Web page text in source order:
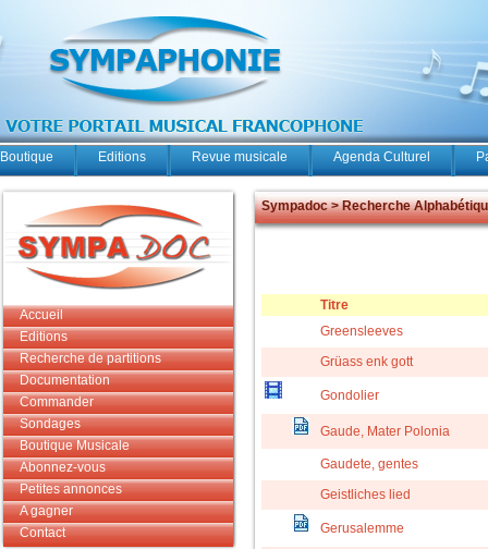
Boutique Editions Revue musicale Agenda Culturel
Accueil
Editions
Recherche de partitions
Documentation
Commander
Sondages
Boutique Musicale
Abonnez-vous
Petites annonces
A gagner
Contact
Sympadoc > Recherche
Titre
Greensleeves
Grüass enk gott
Gondolier
Gaude, Mater Polonia
Gaudete, gentes
Geistliches lied
Gerusalemme